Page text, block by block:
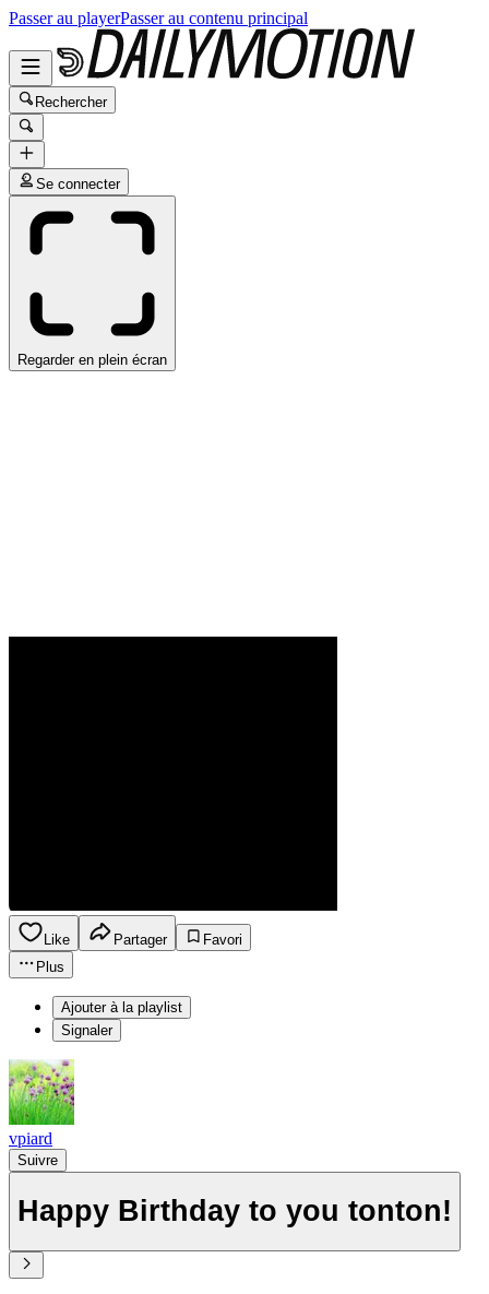
Passer au playerPasser au contenu principal
Rechercher
Se connecter
Regarder en plein écran
Like Partager
Favori
Plus
Ajouter à la playlist
Signaler
vpiard
Suivre
Happy Birthday to you tonton!